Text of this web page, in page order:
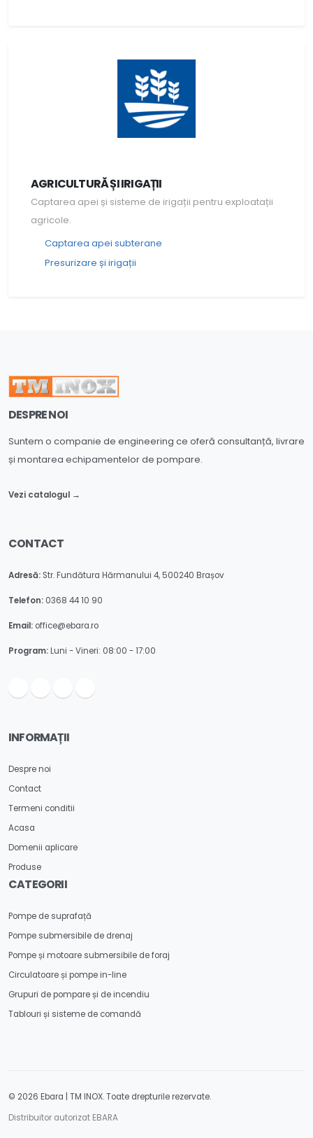
AGRICULTURĂ ȘI IRIGAȚII
Captarea apei și sisteme de irigații pentru exploatații
agricole.
Captarea apei subterane
Presurizare și irigații
DESPRE NOI
Suntem o companie de engineering ce oferă consultanță, livrare
și montarea echipamentelor de pompare.
Vezi catalogul →
CONTACT
Adresă: Str. Fundătura Hărmanului 4, 500240 Brașov
Telefon: 0368 44 10 90
Email: office@ebara.ro
Program:Luni - Vineri: 08:00 - 17:00
INFORMAȚII
Despre noi
Contact
Termeni conditii
Acasa
Domenii aplicare
Produse
CATEGORII
Pompe de suprafață
Pompe submersibile de drenaj
Pompe și motoare submersibile de foraj
Circulatoare și pompe in-line
Grupuri de pompare și de incendiu
Tablouri și sisteme de comandă
© 2026 Ebara | TM INOX. Toate drepturile rezervate.
Distribuitor autorizat EBARA